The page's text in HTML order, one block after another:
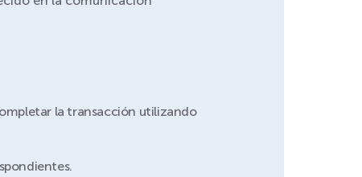
la transacción utilizando